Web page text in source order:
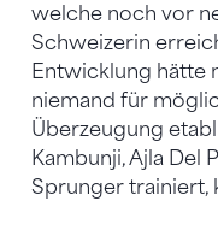
welche noch vor
Schweizerin
Entwicklung hätte
niemand für
Überzeugung
Kambunji, Ajla Del
Sprunger trainiert,